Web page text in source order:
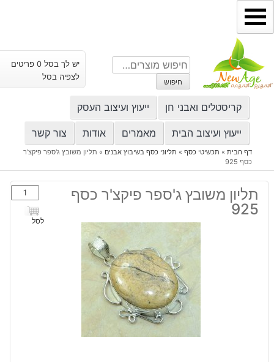
דילוג
לתוכן
חיפוש
עבור:
חיפוש
יש לך בסל 0 פריטים
לצפיה בסל
קריסטלים ואבני חן ייעוץ ועיצוב העסק
ייעוץ ועיצוב הבית מאמרים אודות צור קשר
דף הבית» תכשיטי כסף» תליוני כסף בשיבוץ אבנים » תליון משובץ ג'ספר פיקצ'ר
כסף 925
תליון משובץ ג'ספר פיקצ'ר כסף
925
כמות
של
תליון
לסל